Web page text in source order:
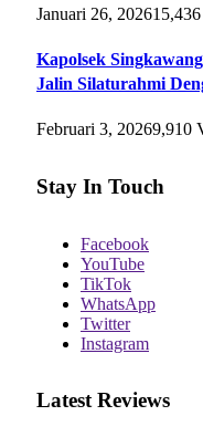
Januari 26, 202615,436
Kapolsek
Jalin Silaturahmi
Februari 3, 20269,910
Stay In Touch
Facebook
YouTube
TikTok
WhatsApp
Twitter
Instagram
Latest Reviews